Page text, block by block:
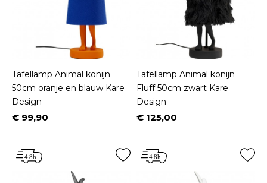
Tafellamp Animal konijn
50cm oranje en blauw Kare
Design
Prijs
€ 99,90
Tafellamp Animal konijn
Fluff 50cm zwart Kare
Design
Prijs
€ 125,00